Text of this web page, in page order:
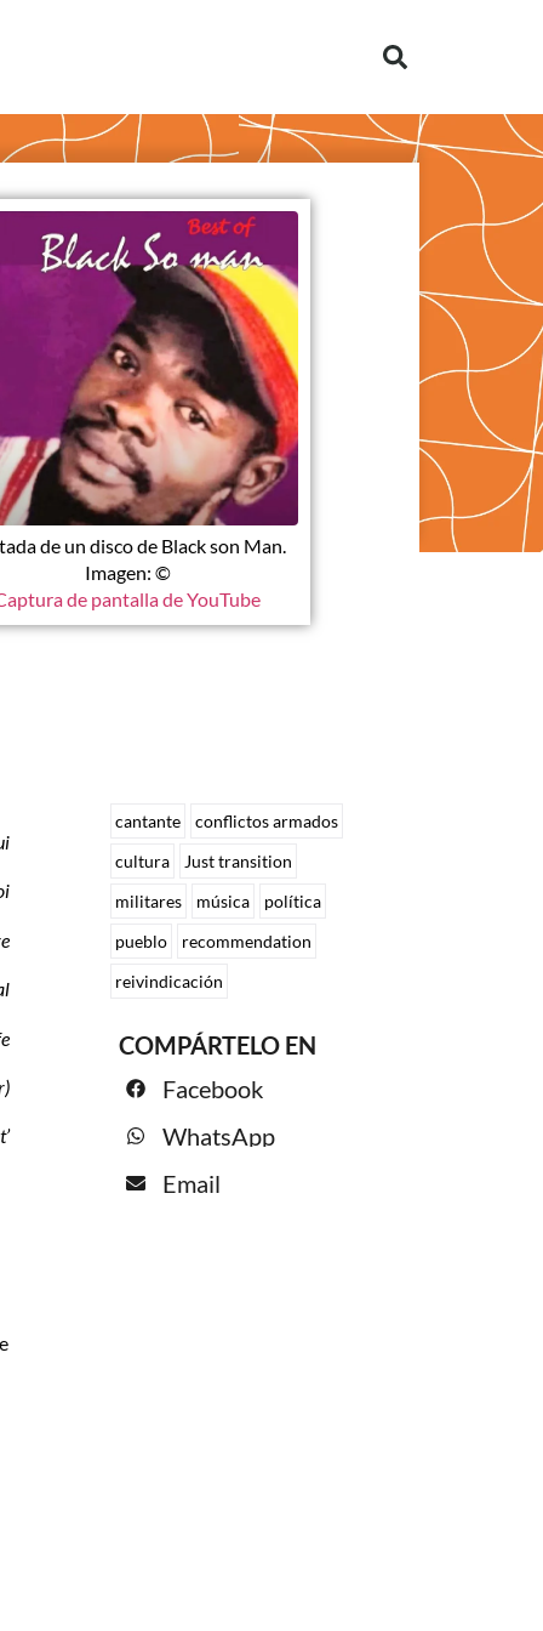
de un disco de Black son Man.
Imagen: ©
de pantalla de YouTube
cantante
conflictos armados
cultura
Just transition
militares
música
política
pueblo
recommendation
reivindicación
COMPÁRTELO EN
Facebook
WhatsApp
Email